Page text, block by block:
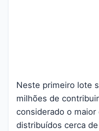
Neste primeiro lote
milhões de
considerado o
distribuídos cerca